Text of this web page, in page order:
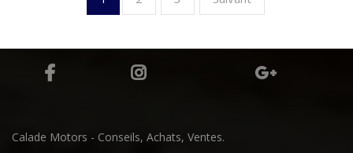
Calade Motors - Conseils, Achats, Ventes.